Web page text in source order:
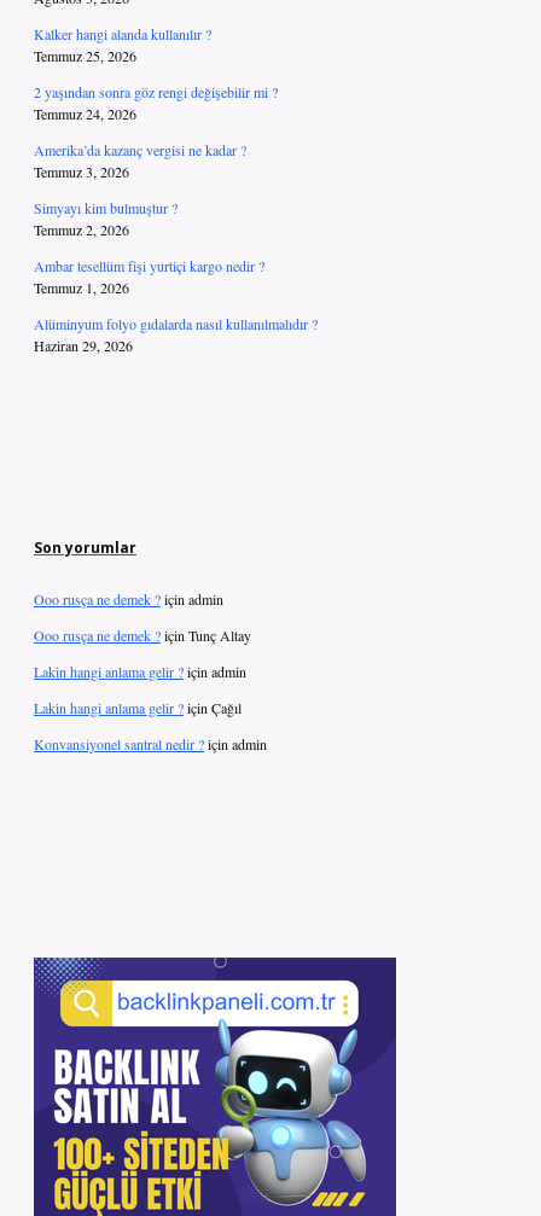
Kalker hangi alanda kullanılır ?
Temmuz 25, 2026
2 yaşından sonra göz rengi değişebilir mi ?
Temmuz 24, 2026
Amerika’da kazanç vergisi ne kadar ?
Temmuz 3, 2026
Simyayı kim bulmuştur ?
Temmuz 2, 2026
Ambar tesellüm fişi yurtiçi kargo nedir ?
Temmuz 1, 2026
Alüminyum folyo gıdalarda nasıl kullanılmalıdır ?
Haziran 29, 2026
Son yorumlar
Ooo rusça ne demek ?için admin
Ooo rusça ne demek ?için Tunç Altay
Lakin hangi anlama gelir ?için admin
Lakin hangi anlama gelir ?için Çağıl
Konvansiyonel santral nedir ?için admin